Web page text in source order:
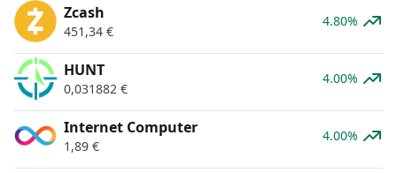
Zcash
451,34 €
4.80%
HUNT
0,031882 €
4.00%
Internet Computer
1,89 €
4.00%